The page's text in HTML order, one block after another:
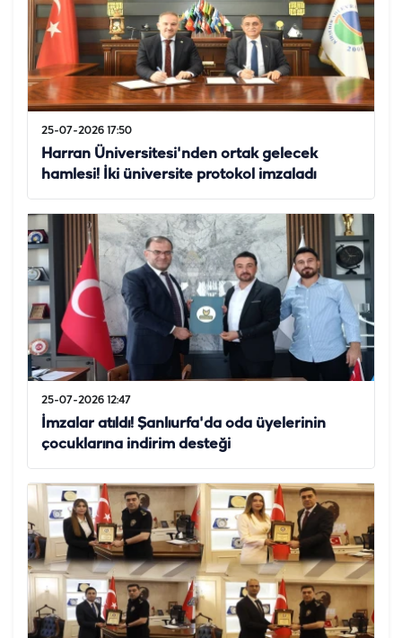
25-07-2026 17:50
Harran Üniversitesi'nden ortak gelecek
hamlesi! İki üniversite protokol imzaladı
25-07-2026 12:47
İmzalar atıldı! Şanlıurfa'da oda üyelerinin
çocuklarına indirim desteği